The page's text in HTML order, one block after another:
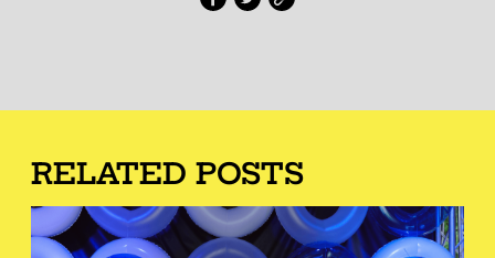
RELATED POSTS